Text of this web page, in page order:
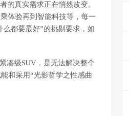
的真实需求正在悄然改变。
体验再到智能科技等，每一
都要最好”的挑剔要求，如
凑级SUV，是无法解决整个
和采用“光影哲学之性感曲